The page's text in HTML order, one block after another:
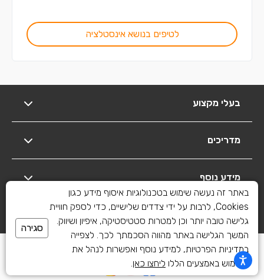
לטיפים בנושא אינסטלציה
בעלי מקצוע
מדריכים
מידע נוסף
יצירת קשר
כל הזכויות שמורות לשיפוצים פלוס 2010-2026
באתר זה נעשה שימוש בטכנולוגיות איסוף מידע כגון
Cookies, לרבות על ידי צדדים שלישיים, כדי לספק חוויית
גלישה טובה יותר וכן למטרות סטטיסטיקה, איפיון ושיווק.
המשך הגלישה באתר מהווה הסכמתך לכך. לצפייה
במדיניות הפרטיות, למידע נוסף ואפשרות לנהל את
השימוש באמצעים הללו ליחצו כאן.
סגירה